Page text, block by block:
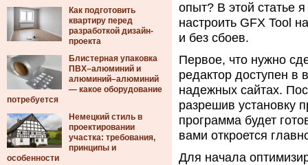
Как подготовить
квартиру перед
разработкой дизайн-
проекта
Блистерная упаковка
ПВХ–алюминий и
алюминий–алюминий
— какое оборудование
потребуется
Немецкий стиль в
проектировании
участка: требования,
принципы и
особенности
опыт? В этой статье
настроить GFX Tool
и без сбоев.
Первое, что нужно
редактор доступен
надежных сайтах.
разрешив установку
программа будет
вами откроется
Для начала